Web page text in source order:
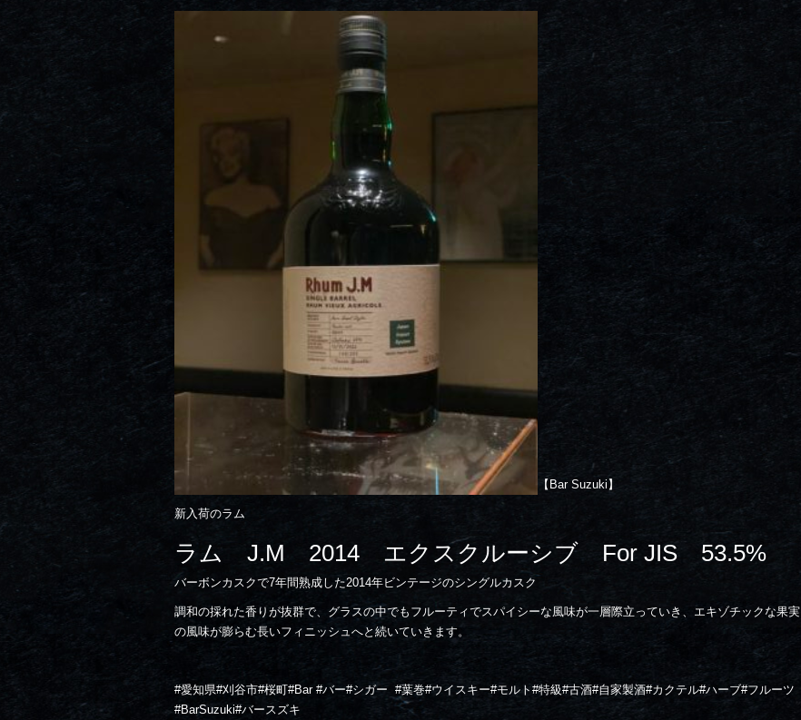
【Bar Suzuki】
新入荷のラム
ラム J.M 2014 エクスクルーシブ For JIS 53.5%
バーボンカスクで7年間熟成した2014年ビンテージのシングルカスク
調和の採れた香りが抜群で、グラスの中でもフルーティでスパイシーな風味が一層際立っていき、エキゾチックな果実
の風味が膨らむ長いフィニッシュへと続いていきます。
#愛知県#刈谷市#桜町#Bar #バー#シガー #葉巻#ウイスキー#モルト#特級#古酒#自家製酒#カクテル#ハーブ#フルーツ
#BarSuzuki#バースズキ